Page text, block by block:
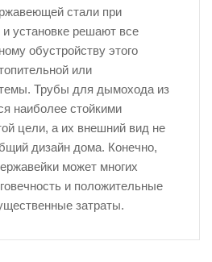
стали при
установке решают все
обустройству этого
или
Трубы для дымохода из
наиболее стойкими
цели, а их внешний вид не
дизайн дома. Конечно,
может многих
и положительные
затраты.